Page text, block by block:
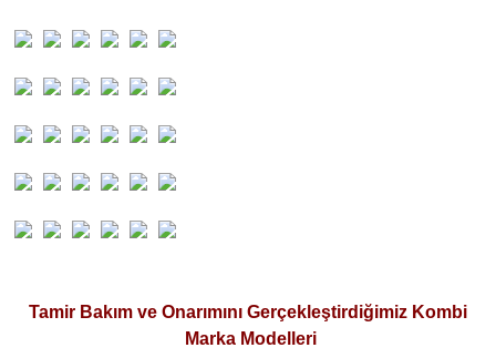
Tamir Bakım ve Onarımını Gerçekleştirdiğimiz Kombi
Marka Modelleri